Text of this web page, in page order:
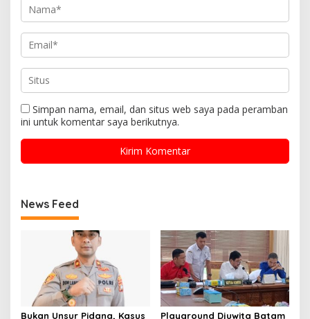
Simpan nama, email, dan situs web saya pada peramban
ini untuk komentar saya berikutnya.
News Feed
Bukan Unsur Pidana, Kasus
Playground Djuwita Batam